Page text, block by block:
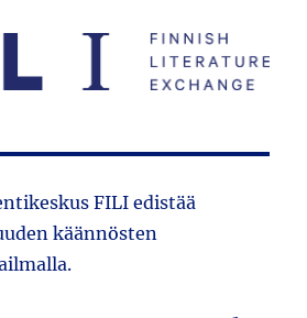
FILI edistää
käännösten